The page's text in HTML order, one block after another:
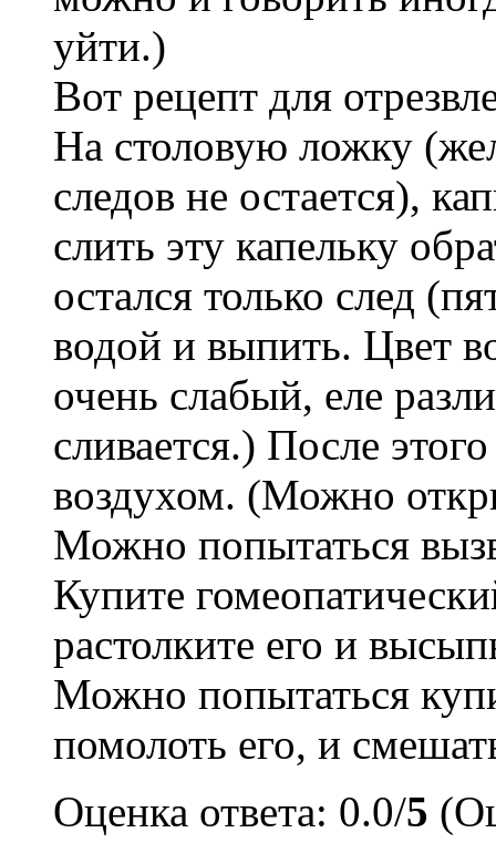
уйти.)
Вот рецепт для
На столовую ложку
следов не остается),
слить эту капельку
остался только след
водой и выпить. Цвет
очень слабый, еле
сливается.) После
воздухом. (Можно
Можно попытаться
Купите
растолките его и
Можно попытаться
помолоть его, и
Оценка ответа: 0.0/5